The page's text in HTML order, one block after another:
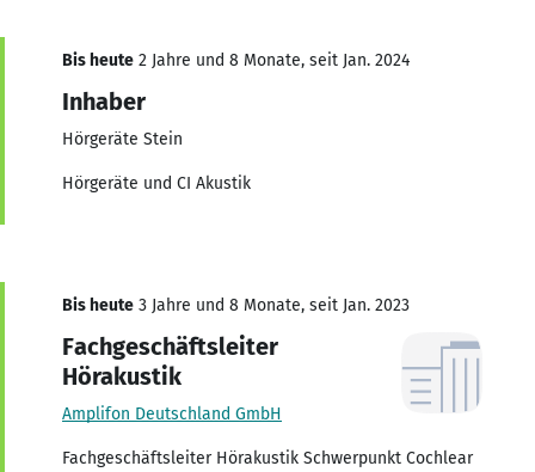
Bis heute 2 Jahre und 8 Monate, seit Jan. 2024
Inhaber
Hörgeräte Stein
Hörgeräte und CI Akustik
Bis heute 3 Jahre und 8 Monate, seit Jan. 2023
Fachgeschäftsleiter
Hörakustik
Amplifon Deutschland GmbH
Fachgeschäftsleiter Hörakustik Schwerpunkt Cochlear